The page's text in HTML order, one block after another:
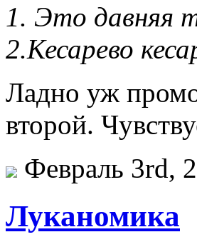
1. Это давняя
2.Кесарево
Ладно уж
второй.
Февраль 3rd,
Луканомика